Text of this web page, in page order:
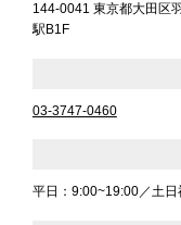
144-0041 東京都大田区
駅B1F
03-3747-0460
平日：9:00~19:00／土